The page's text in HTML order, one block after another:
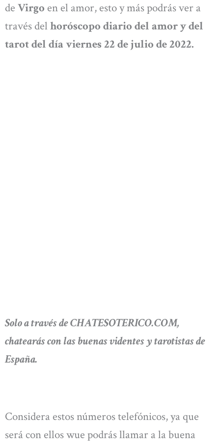
de Virgo en el amor, esto y más podrás ver a
través del horóscopo diario del amor y del
tarot del día viernes 22 de julio de 2022.
Solo a través de CHATESOTERICO.COM,
chatearás con las buenas videntes y tarotistas de
España.
Considera estos números telefónicos, ya que
será con ellos wue podrás llamar a la buena